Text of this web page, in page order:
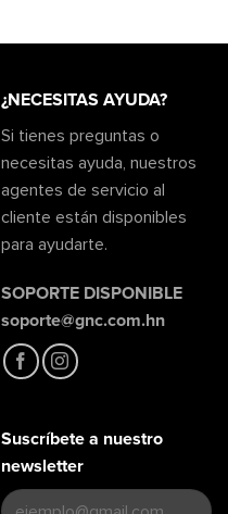
¿NECESITAS AYUDA?
Si tienes preguntas o
necesitas ayuda, nuestros
agentes de servicio al
cliente están disponibles
para ayudarte.
SOPORTE DISPONIBLE
soporte@gnc.com.hn
Suscríbete a nuestro
newsletter